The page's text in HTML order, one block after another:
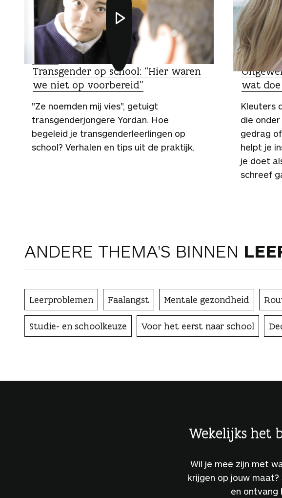
VIDEO
Transgender op school: “Hier waren
we niet op voorbereid”
"Ze noemden mij vies", getuigt
transgenderjongere Yordan. Hoe
begeleid je transgenderleerlingen op
school? Verhalen en tips uit de praktijk.
DUIDING
wat doe
Kleuters
die
gedrag
helpt je
je doet
schreef
ANDERE THEMA'S BINNEN
Leerproblemen Faalangst Mentale gezondheid
Studie- en schoolkeuze Voor het eerst naar school
Wekelijks het
Wil je mee zijn met
krijgen op jouw
en ontvang